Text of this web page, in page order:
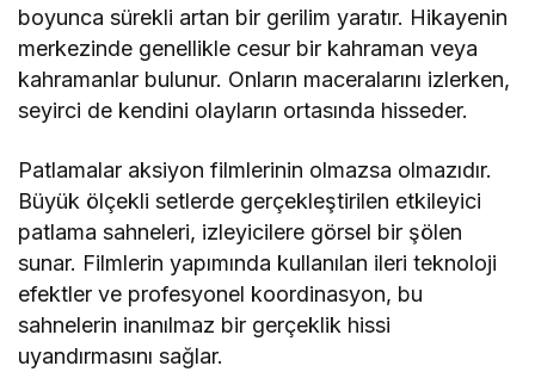
boyunca sürekli artan bir gerilim yaratır. Hikayenin
merkezinde genellikle cesur bir kahraman veya
kahramanlar bulunur. Onların maceralarını izlerken,
seyirci de kendini olayların ortasında hisseder.
Patlamalar aksiyon filmlerinin olmazsa olmazıdır.
Büyük ölçekli setlerde gerçekleştirilen etkileyici
patlama sahneleri, izleyicilere görsel bir şölen
sunar. Filmlerin yapımında kullanılan ileri teknoloji
efektler ve profesyonel koordinasyon, bu
sahnelerin inanılmaz bir gerçeklik hissi
uyandırmasını sağlar.